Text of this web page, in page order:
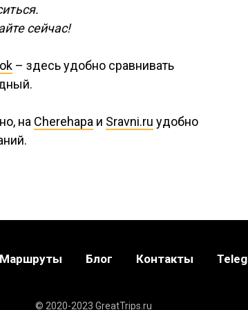
сейчас!
– здесь удобно сравнивать
на Cherehapa и Sravni.ru удобно
Маршруты Блог Контакты
© 2020-2023 GreatTrips.ru